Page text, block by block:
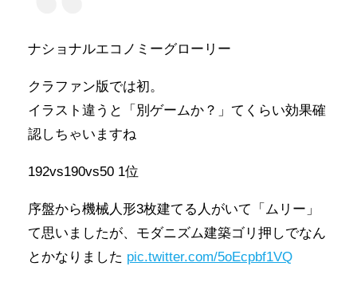
ナショナルエコノミーグローリー
クラファン版では初。
イラスト違うと「別ゲームか？」てくらい効果確
認しちゃいますね
192vs190vs50 1位
序盤から機械人形3枚建てる人がいて「ムリー」
て思いましたが、モダニズム建築ゴリ押しでなん
とかなりました pic.twitter.com/5oEcpbf1VQ